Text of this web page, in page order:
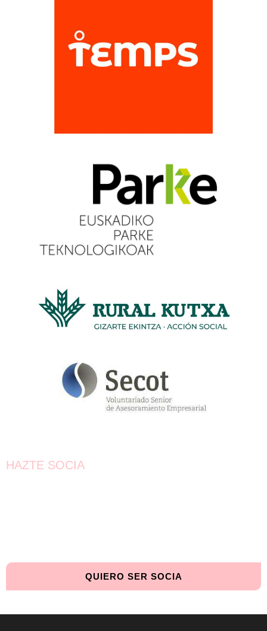
HAZTE SOCIA
QUIERO SER SOCIA